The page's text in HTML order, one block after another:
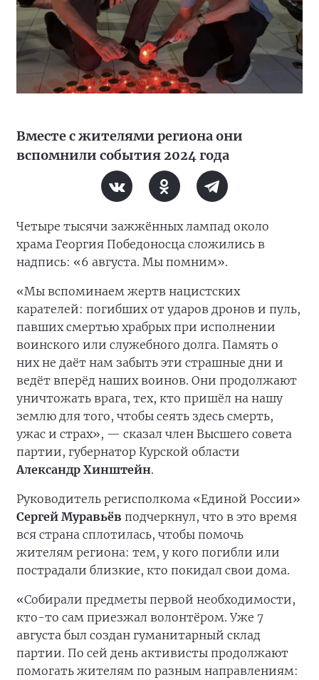
Вместе с жителями региона они
вспомнили события 2024 года
Четыре тысячи зажжённых лампад около
храма Георгия Победоносца сложились в
надпись: «6 августа. Мы помним».
«Мы вспоминаем жертв нацистских
карателей: погибших от ударов дронов и пуль,
павших смертью храбрых при исполнении
воинского или служебного долга. Память о
них не даёт нам забыть эти страшные дни и
ведёт вперёд наших воинов. Они продолжают
уничтожать врага, тех, кто пришёл на нашу
землю для того, чтобы сеять здесь смерть,
ужас и страх», — сказал член Высшего совета
партии, губернатор Курской области
Александр Хинштейн.
Руководитель регисполкома «Единой России»
Сергей Муравьёв подчеркнул, что в это время
вся страна сплотилась, чтобы помочь
жителям региона: тем, у кого погибли или
пострадали близкие, кто покидал свои дома.
«Собирали предметы первой необходимости,
кто-то сам приезжал волонтёром. Уже 7
августа был создан гуманитарный склад
партии. По сей день активисты продолжают
помогать жителям по разным направлениям: